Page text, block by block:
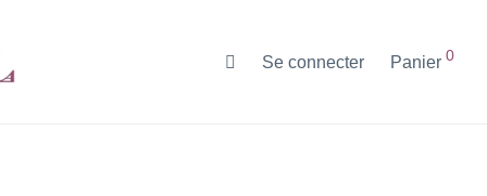
Se connecter Panier 0